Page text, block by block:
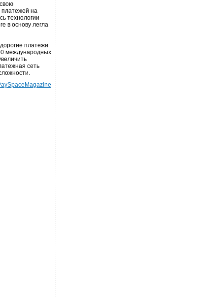
платежей на
технологии
в основу легла
платежи
международных
сеть